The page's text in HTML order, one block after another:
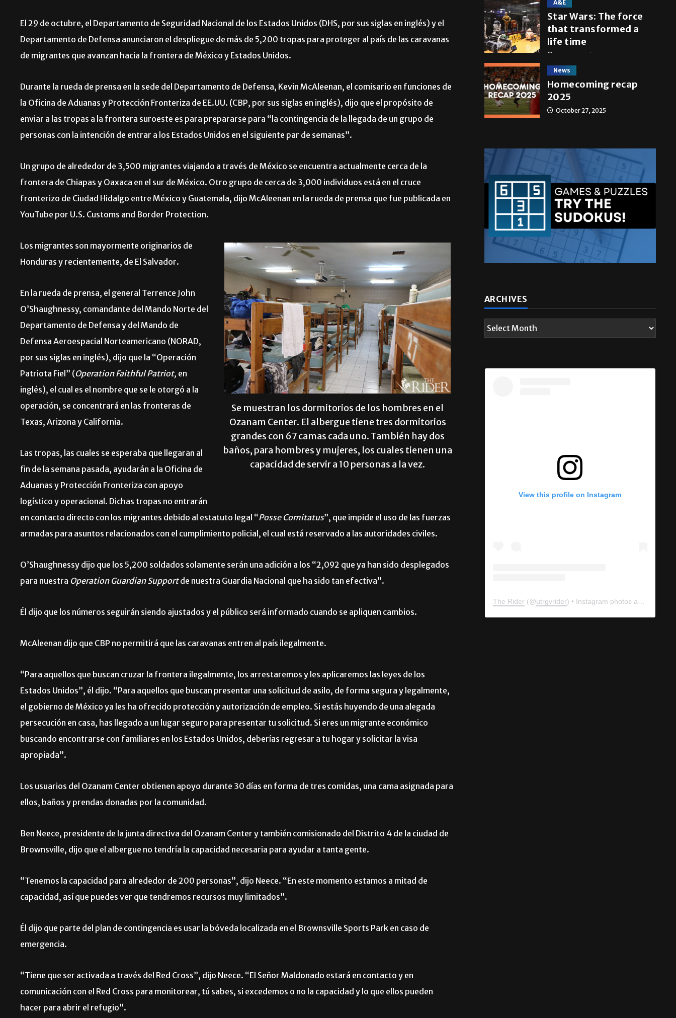
El 29 de octubre, el Departamento de Seguridad Nacional de los Estados Unidos (DHS, por sus siglas en inglés) y el
Departamento de Defensa anunciaron el despliegue de más de 5,200 tropas para proteger al país de las caravanas
de migrantes que avanzan hacia la frontera de México y Estados Unidos.
Durante la rueda de prensa en la sede del Departamento de Defensa, Kevin McAleenan, el comisario en funciones de
la Oficina de Aduanas y Protección Fronteriza de EE.UU. (CBP, por sus siglas en inglés), dijo que el propósito de
enviar a las tropas a la frontera suroeste es para prepararse para “la contingencia de la llegada de un grupo de
personas con la intención de entrar a los Estados Unidos en el siguiente par de semanas”.
Un grupo de alrededor de 3,500 migrantes viajando a través de México se encuentra actualmente cerca de la
frontera de Chiapas y Oaxaca en el sur de México. Otro grupo de cerca de 3,000 individuos está en el cruce
fronterizo de Ciudad Hidalgo entre México y Guatemala, dijo McAleenan en la rueda de prensa que fue publicada en
YouTube por U.S. Customs and Border Protection.
Se muestran los dormitorios de los hombres en el
Ozanam Center. El albergue tiene tres dormitorios
grandes con 67 camas cada uno. También hay dos
baños, para hombres y mujeres, los cuales tienen una
capacidad de servir a 10 personas a la vez.
Los migrantes son mayormente originarios de
Honduras y recientemente, de El Salvador.
En la rueda de prensa, el general Terrence John
O’Shaughnessy, comandante del Mando Norte del
Departamento de Defensa y del Mando de
Defensa Aeroespacial Norteamericano (NORAD,
por sus siglas en inglés), dijo que la “Operación
Patriota Fiel” (Operation Faithful Patriot, en
inglés), el cual es el nombre que se le otorgó a la
operación, se concentrará en las fronteras de
Texas, Arizona y California.
Las tropas, las cuales se esperaba que llegaran al
fin de la semana pasada, ayudarán a la Oficina de
Aduanas y Protección Fronteriza con apoyo
logístico y operacional. Dichas tropas no entrarán
en contacto directo con los migrantes debido al estatuto legal “Posse Comitatus”, que impide el uso de las fuerzas
armadas para asuntos relacionados con el cumplimiento policial, el cual está reservado a las autoridades civiles.
O’Shaughnessy dijo que los 5,200 soldados solamente serán una adición a los “2,092 que ya han sido desplegados
para nuestra Operation Guardian Supportde nuestra Guardia Nacional que ha sido tan efectiva”.
Él dijo que los números seguirán siendo ajustados y el público será informado cuando se apliquen cambios.
McAleenan dijo que CBP no permitirá que las caravanas entren al país ilegalmente.
“Para aquellos que buscan cruzar la frontera ilegalmente, los arrestaremos y les aplicaremos las leyes de los
Estados Unidos”, él dijo. “Para aquellos que buscan presentar una solicitud de asilo, de forma segura y legalmente,
el gobierno de México ya les ha ofrecido protección y autorización de empleo. Si estás huyendo de una alegada
persecución en casa, has llegado a un lugar seguro para presentar tu solicitud. Si eres un migrante económico
buscando encontrarse con familiares en los Estados Unidos, deberías regresar a tu hogar y solicitar la visa
apropiada”.
Los usuarios del Ozanam Center obtienen apoyo durante 30 días en forma de tres comidas, una cama asignada para
ellos, baños y prendas donadas por la comunidad.
Ben Neece, presidente de la junta directiva del Ozanam Center y también comisionado del Distrito 4 de la ciudad de
Brownsville, dijo que el albergue no tendría la capacidad necesaria para ayudar a tanta gente.
“Tenemos la capacidad para alrededor de 200 personas”, dijo Neece. “En este momento estamos a mitad de
capacidad, así que puedes ver que tendremos recursos muy limitados”.
Él dijo que parte del plan de contingencia es usar la bóveda localizada en el Brownsville Sports Park en caso de
emergencia.
“Tiene que ser activada a través del Red Cross”, dijo Neece. “El Señor Maldonado estará en contacto y en
comunicación con el Red Cross para monitorear, tú sabes, si excedemos o no la capacidad y lo que ellos pueden
hacer para abrir el refugio”.
A&E
Star Wars: The force
that transformed a
life time
News
Homecoming recap
2025
October 27, 2025
ARCHIVES